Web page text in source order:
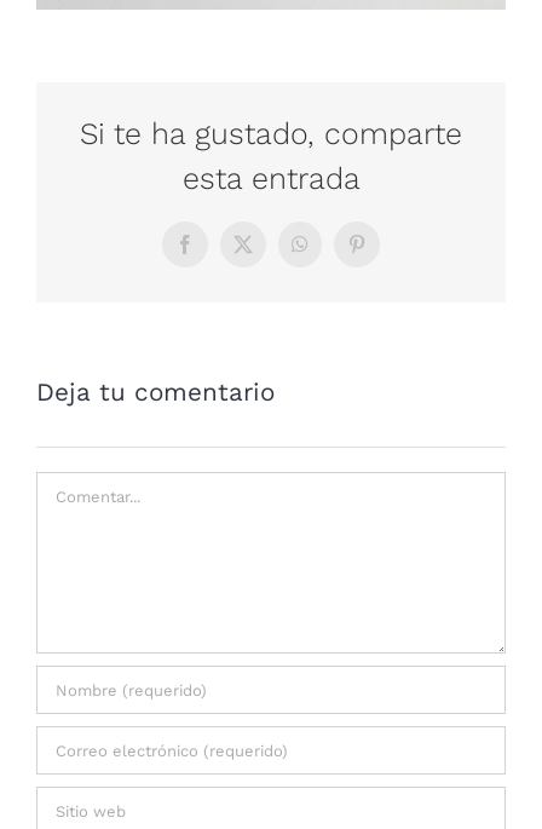
Si te ha gustado, comparte
esta entrada
Facebook
X WhatsAppPinterest
Deja tu comentario
Comentar